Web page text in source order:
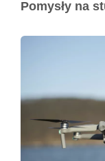
Pomysły na